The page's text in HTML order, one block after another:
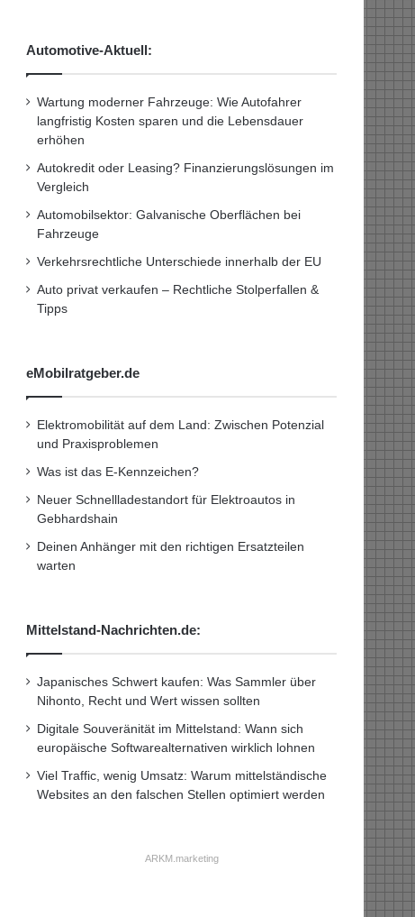
Automotive-Aktuell:
Wartung moderner Fahrzeuge: Wie Autofahrer
langfristig Kosten sparen und die Lebensdauer
erhöhen
Autokredit oder Leasing? Finanzierungslösungen im
Vergleich
Automobilsektor: Galvanische Oberflächen bei
Fahrzeuge
Verkehrsrechtliche Unterschiede innerhalb der EU
Auto privat verkaufen – Rechtliche Stolperfallen &
Tipps
eMobilratgeber.de
Elektromobilität auf dem Land: Zwischen Potenzial
und Praxisproblemen
Was ist das E-Kennzeichen?
Neuer Schnellladestandort für Elektroautos in
Gebhardshain
Deinen Anhänger mit den richtigen Ersatzteilen
warten
Mittelstand-Nachrichten.de:
Japanisches Schwert kaufen: Was Sammler über
Nihonto, Recht und Wert wissen sollten
Digitale Souveränität im Mittelstand: Wann sich
europäische Softwarealternativen wirklich lohnen
Viel Traffic, wenig Umsatz: Warum mittelständische
Websites an den falschen Stellen optimiert werden
ARKM.marketing